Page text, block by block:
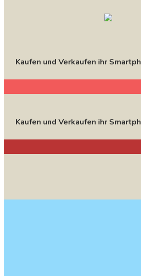
Kaufen und Verkaufen ihr
Kaufen und Verkaufen ihr